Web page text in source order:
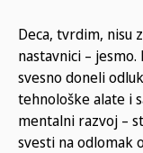
Deca, tvrdim, nisu
nastavnici –
svesno doneli
tehnološke alate i
mentalni razvoj –
svesti na odlomak